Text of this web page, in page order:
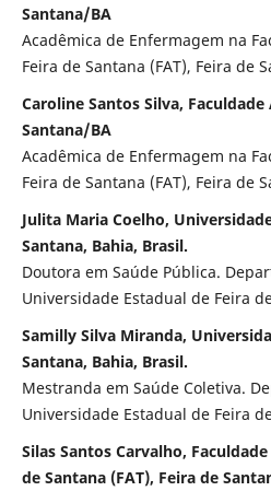
Santana/BA
Acadêmica de Enfermagem na
Feira de Santana (FAT), Feira de
Caroline Santos Silva,
Santana/BA
Acadêmica de Enfermagem na
Feira de Santana (FAT), Feira de
Julita Maria Coelho,
Santana, Bahia, Brasil.
Doutora em Saúde Pública.
Universidade Estadual de Feira
Samilly Silva Miranda,
Santana, Bahia, Brasil.
Mestranda em Saúde Coletiva.
Universidade Estadual de Feira
Silas Santos Carvalho,
de Santana (FAT), Feira de